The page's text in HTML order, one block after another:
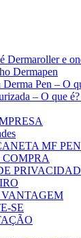
Dermaroller e
Dermapen
Derma Pen – O
– O que
MF PEN
SE